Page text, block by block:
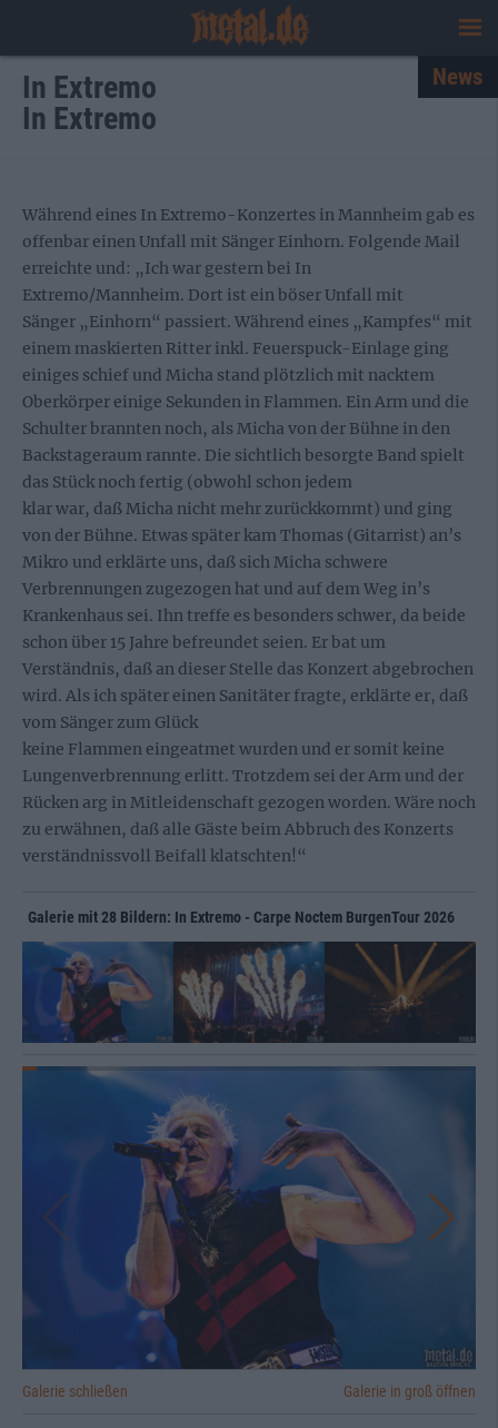
In Extremo
In Extremo
News
Während eines In Extremo-Konzertes in Mannheim gab es
offenbar einen Unfall mit Sänger Einhorn. Folgende Mail
erreichte und: „Ich war gestern bei In
Extremo/Mannheim. Dort ist ein böser Unfall mit
Sänger „Einhorn“ passiert. Während eines „Kampfes“ mit
einem maskierten Ritter inkl. Feuerspuck-Einlage ging
einiges schief und Micha stand plötzlich mit nacktem
Oberkörper einige Sekunden in Flammen. Ein Arm und die
Schulter brannten noch, als Micha von der Bühne in den
Backstageraum rannte. Die sichtlich besorgte Band spielt
das Stück noch fertig (obwohl schon jedem
klar war, daß Micha nicht mehr zurückkommt) und ging
von der Bühne. Etwas später kam Thomas (Gitarrist) an’s
Mikro und erklärte uns, daß sich Micha schwere
Verbrennungen zugezogen hat und auf dem Weg in’s
Krankenhaus sei. Ihn treffe es besonders schwer, da beide
schon über 15 Jahre befreundet seien. Er bat um
Verständnis, daß an dieser Stelle das Konzert abgebrochen
wird. Als ich später einen Sanitäter fragte, erklärte er, daß
vom Sänger zum Glück
keine Flammen eingeatmet wurden und er somit keine
Lungenverbrennung erlitt. Trotzdem sei der Arm und der
Rücken arg in Mitleidenschaft gezogen worden. Wäre noch
zu erwähnen, daß alle Gäste beim Abbruch des Konzerts
verständnissvoll Beifall klatschten!“
Galerie mit 28 Bildern: In Extremo - Carpe Noctem BurgenTour 2026
Galerie schließen Galerie in groß öffnen